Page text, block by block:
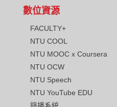
數位資源
FACULTY+
NTU COOL
NTU MOOC x Coursera
NTU OCW
NTU Speech
NTU YouTube EDU